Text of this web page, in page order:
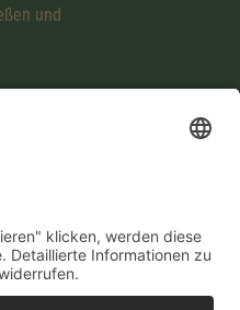
und
Einstellungen